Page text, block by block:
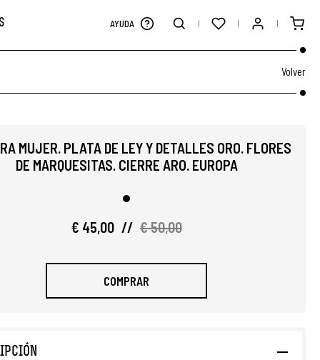
AYUDA
Volver
MUJER. PLATA DE LEY Y DETALLES ORO. FLORES
DE MARQUESITAS. CIERRE ARO. EUROPA
€ 45,00 // € 50,00
COMPRAR